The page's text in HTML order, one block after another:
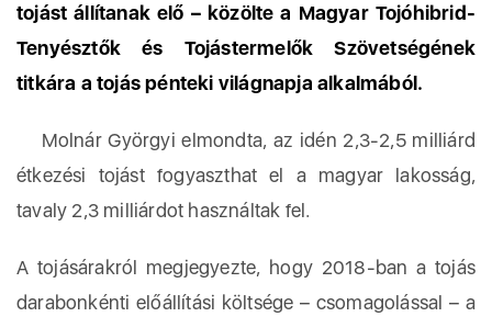
tojást állítanak elő – közölte a Magyar Tojóhibrid-
Tenyésztők és Tojástermelők Szövetségének
titkára a tojás pénteki világnapja alkalmából.
Molnár Györgyi elmondta, az idén 2,3-2,5 milliárd
étkezési tojást fogyaszthat el a magyar lakosság,
tavaly 2,3 milliárdot használtak fel.
A tojásárakról megjegyezte, hogy 2018-ban a tojás
darabonkénti előállítási költsége – csomagolással – a